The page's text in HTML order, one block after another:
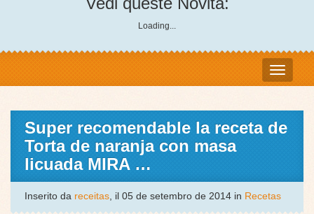
Loading...
Super recomendable la receta de
Torta de naranja con masa
licuada MIRA …
Inserito da receitas, il 05 de setembro de 2014 in Recetas